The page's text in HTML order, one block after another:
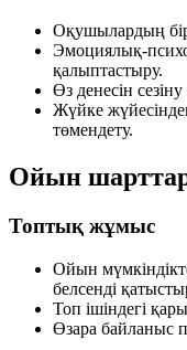
Оқушылардың
Эмоциялық-
қалыптастыру.
Өз денесін
Жүйке
төмендету.
Ойын
Топтық жұмыс
Ойын
белсенді
Топ ішіндегі
Өзара байланыс